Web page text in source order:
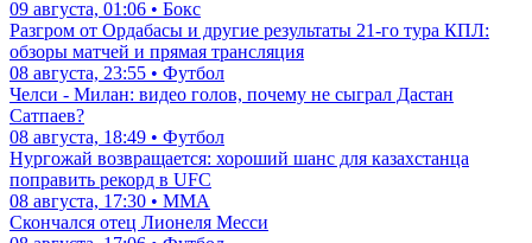
09 августа, 01:06 • Бокс
Разгром от Ордабасы и другие результаты 21-го тура КПЛ:
обзоры матчей и прямая трансляция
08 августа, 23:55 • Футбол
Челси - Милан: видео голов, почему не сыграл Дастан
Сатпаев?
08 августа, 18:49 • Футбол
Нургожай возвращается: хороший шанс для казахстанца
поправить рекорд в UFC
08 августа, 17:30 • ММА
Скончался отец Лионеля Месси